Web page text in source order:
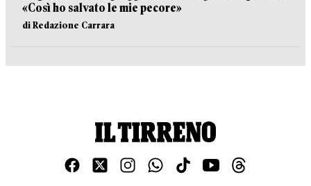
«Così ho salvato le mie pecore»
di Redazione Carrara